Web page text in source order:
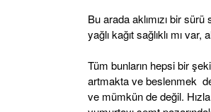
Bu arada aklımızı bir
yağlı kağıt sağlıklı mı
Tüm bunların hepsi bir
artmakta ve beslenmek
ve mümkün de değil.